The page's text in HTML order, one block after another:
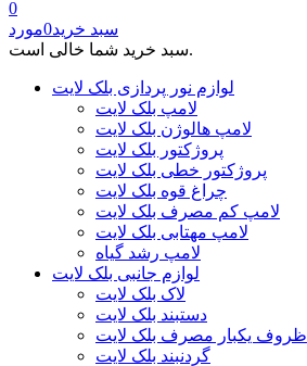
0
سبد خرید0مورد
سبد خرید شما خالی است.
لوازم نور پردازی بلک لایت
لامپ بلک لایت
لامپ هالوژن بلک لایت
پروژکتور بلک لایت
پروژکتور خطی بلک لایت
چراغ قوه بلک لایت
لامپ کم مصرف بلک لایت
لامپ مهتابی بلک لایت
لامپ رشد گیاه
لوازم جانبی بلک لایت
لاک بلک لایت
دستبند بلک لایت
ظروف یکبار مصرف بلک لایت
گردنبند بلک لایت